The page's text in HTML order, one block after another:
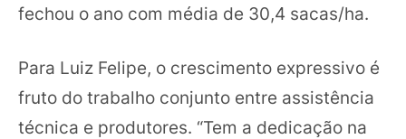
fechou o ano com média de 30,4 sacas/ha.
Para Luiz Felipe, o crescimento expressivo é
fruto do trabalho conjunto entre assistência
técnica e produtores. “Tem a dedicação na